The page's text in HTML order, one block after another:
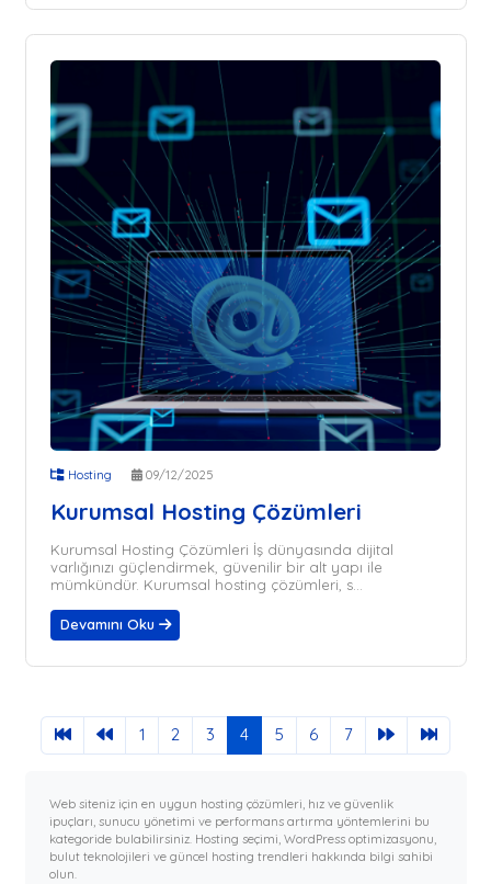
Hosting 09/12/2025
Kurumsal Hosting Çözümleri
Kurumsal Hosting Çözümleri İş dünyasında dijital
varlığınızı güçlendirmek, güvenilir bir alt yapı ile
mümkündür. Kurumsal hosting çözümleri, s...
Devamını Oku
1 2 3 4 5 6 7
Web siteniz için en uygun hosting çözümleri, hız ve güvenlik
ipuçları, sunucu yönetimi ve performans artırma yöntemlerini bu
kategoride bulabilirsiniz. Hosting seçimi, WordPress optimizasyonu,
bulut teknolojileri ve güncel hosting trendleri hakkında bilgi sahibi
olun.